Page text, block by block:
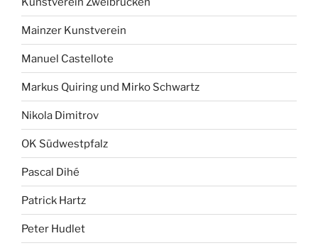
Mainzer Kunstverein
Manuel Castellote
Markus Quiring und Mirko Schwartz
Nikola Dimitrov
OK Südwestpfalz
Pascal Dihé
Patrick Hartz
Peter Hudlet